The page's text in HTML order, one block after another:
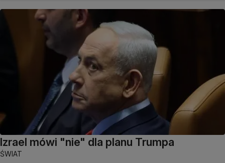
Izrael mówi "nie" dla planu Trumpa
ŚWIAT